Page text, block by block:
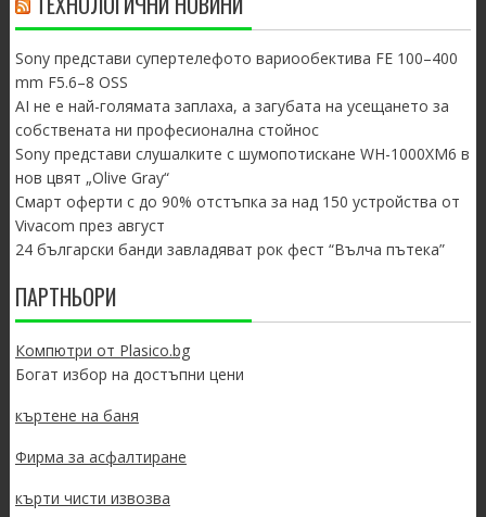
Sony представи супертелефото вариообектива FE 100–400
mm F5.6–8 OSS
AI не е най-голямата заплаха, а загубата на усещането за
собствената ни професионална стойнос
Sony представи слушалките с шумопотискане WH-1000XM6 в
нов цвят „Olive Gray“
Смарт оферти с до 90% отстъпка за над 150 устройства от
Vivacom през август
24 български банди завладяват рок фест “Вълча пътека”
ПАРТНЬОРИ
Компютри от Plasico.bg
Богат избор на достъпни цени
къртене на баня
Фирма за асфалтиране
кърти чисти извозва